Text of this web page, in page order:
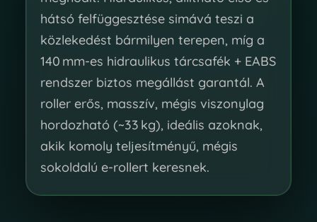
hátsó felfüggesztése simává teszi a
közlekedést bármilyen terepen, míg a
140 mm-es hidraulikus tárcsafék + EABS
rendszer biztos megállást garantál. A
roller erős, masszív, mégis viszonylag
hordozható (~33 kg), ideális azoknak,
akik komoly teljesítményű, mégis
sokoldalú e-rollert keresnek.